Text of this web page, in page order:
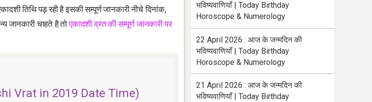
तिथि पड़ रही है इसकी सम्पूर्ण जानकारी नीचे दिनांक,
जानकारी चाहते है तोएकादशी व्रत की सम्पूर्ण जानकारी पर
Vrat in 2019 Date Time)
भविष्यवाणियाँ | Today Birthday
Horoscope & Numerology
22 April 2026 : आज के जन्मदिन की
भविष्यवाणियाँ | Today Birthday
Horoscope & Numerology
21 April 2026 : आज के जन्मदिन की
भविष्यवाणियाँ | Today Birthday